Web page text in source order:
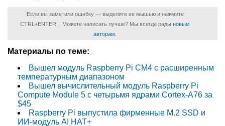
Если вы заметили ошибку — выделите ее мышью и нажмите
CTRL+ENTER. | Можете написать лучше? Мы всегда рады новым
авторам
Материалы по теме:
Вышел модуль Raspberry Pi CM4 с расширенным
температурным диапазоном
Вышел вычислительный модуль Raspberry Pi
Compute Module 5 с четырьмя ядрами Cortex-A76 за
$45
Raspberry Pi выпустила фирменные M.2 SSD и
ИИ-модуль AI HAT+